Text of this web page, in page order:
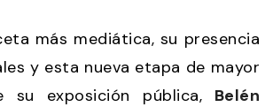
más mediática, su presencia
y esta nueva etapa de mayor
su exposición pública, Belén